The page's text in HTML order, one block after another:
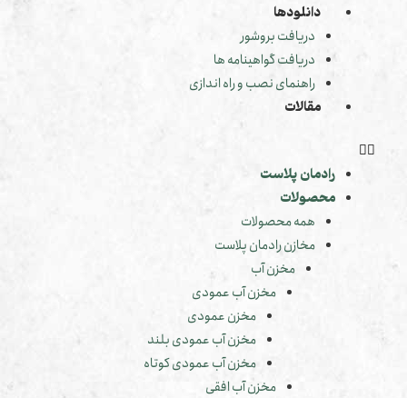
دانلودها
دریافت بروشور
دریافت گواهینامه ها
راهنمای نصب و راه اندازی
مقالات
رادمان پلاست
محصولات
همه محصولات
مخازن رادمان پلاست
مخزن آب
مخزن آب عمودی
مخزن عمودی
مخزن آب عمودی بلند
مخزن آب عمودی کوتاه
مخزن آب افقی